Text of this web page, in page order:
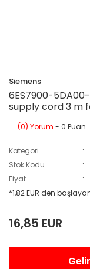
Siemens
6ES7900-
supply cord 3 m
(0) Yorum - 0 Puan
Kategori
Stok Kodu
Fiyat
*1,82 EUR den
16,85 EUR